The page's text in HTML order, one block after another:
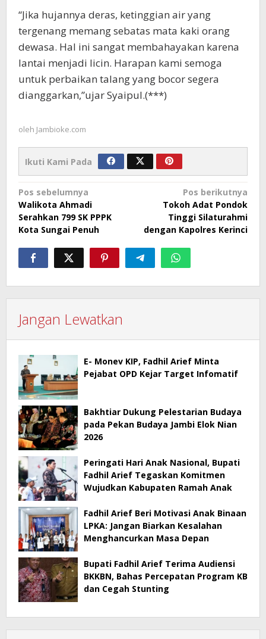
“Jika hujannya deras, ketinggian air yang
tergenang memang sebatas mata kaki orang
dewasa. Hal ini sangat membahayakan karena
lantai menjadi licin. Harapan kami semoga
untuk perbaikan talang yang bocor segera
dianggarkan,”ujar Syaipul.(***)
oleh Jambioke.com
Ikuti Kami Pada
Navigasi
pos
Pos sebelumnya
Walikota Ahmadi
Serahkan 799 SK PPPK
Kota Sungai Penuh
Pos berikutnya
Tokoh Adat Pondok
Tinggi Silaturahmi
dengan Kapolres Kerinci
Jangan Lewatkan
E- Monev KIP, Fadhil Arief Minta
Pejabat OPD Kejar Target Infomatif
Bakhtiar Dukung Pelestarian Budaya
pada Pekan Budaya Jambi Elok Nian
2026
Peringati Hari Anak Nasional, Bupati
Fadhil Arief Tegaskan Komitmen
Wujudkan Kabupaten Ramah Anak
Fadhil Arief Beri Motivasi Anak Binaan
LPKA: Jangan Biarkan Kesalahan
Menghancurkan Masa Depan
Bupati Fadhil Arief Terima Audiensi
BKKBN, Bahas Percepatan Program KB
dan Cegah Stunting